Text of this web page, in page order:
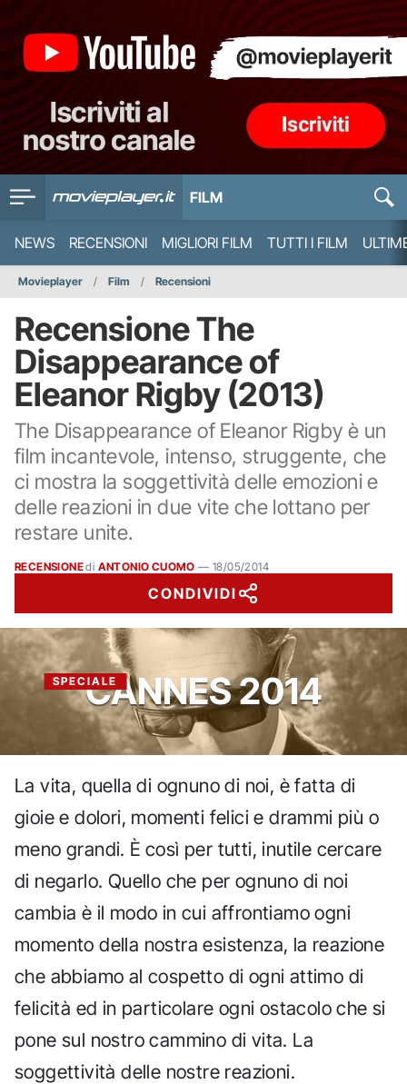
FILM
NEWS RECENSIONI MIGLIORI FILM TUTTI I FILM
Movieplayer Film Recensioni
Recensione The
Disappearance of
Eleanor Rigby (2013)
The Disappearance of Eleanor Rigby è un
film incantevole, intenso, struggente, che
ci mostra la soggettività delle emozioni e
delle reazioni in due vite che lottano per
restare unite.
RECENSIONEdi ANTONIO CUOMO —18/05/2014
CONDIVIDI
SPECIALECANNES 2014
La vita, quella di ognuno di noi, è fatta di
gioie e dolori, momenti felici e drammi più o
meno grandi. È così per tutti, inutile cercare
di negarlo. Quello che per ognuno di noi
cambia è il modo in cui affrontiamo ogni
momento della nostra esistenza, la reazione
che abbiamo al cospetto di ogni attimo di
felicità ed in particolare ogni ostacolo che si
pone sul nostro cammino di vita. La
soggettività delle nostre reazioni.